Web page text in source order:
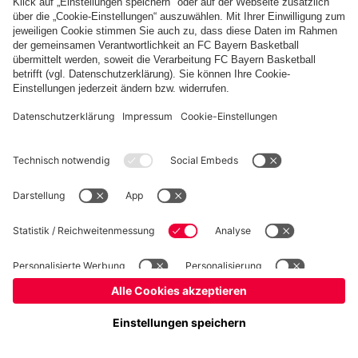
Kinder- und Jugendschutz Hinweisgebersystem FAQ Kontakt
Verträge hier kündigen Cookie-Einstellungen